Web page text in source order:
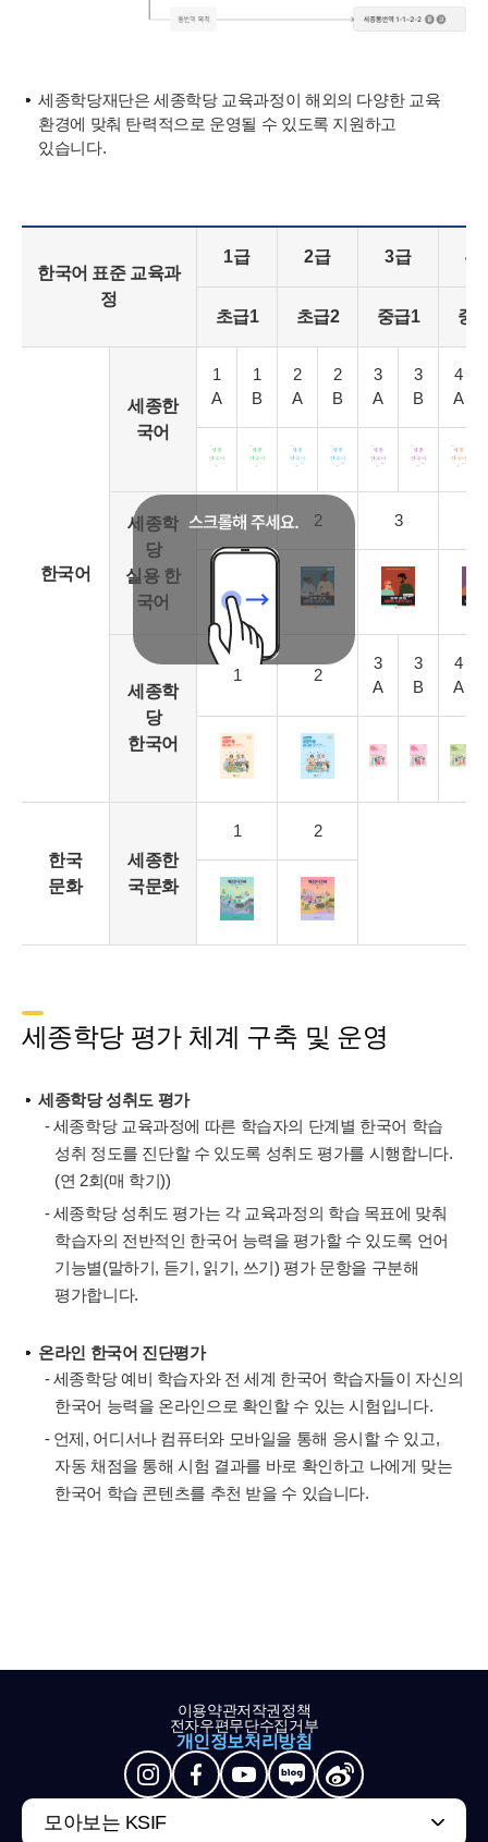
세종학당재단은 세종학당 교육과정이 해외의 다양한 교육
환경에 맞춰 탄력적으로 운영될 수 있도록 지원하고
있습니다.
한국어 표준 교육과
정
1급 2급 3급 4
초급1 초급2 중급1 중
한국어
세종한
국어
1
A
1
B
2
A
2
B
3
A
3
B
4
A
세종학
당
실용 한
국어
1 2 3
세종학
당
한국어
1 2
3
A
3
B
4
A
한국
문화
세종한
국문화
1 2
세종학당 평가 체계 구축 및 운영
세종학당 성취도 평가
- 세종학당 교육과정에 따른 학습자의 단계별 한국어 학습
성취 정도를 진단할 수 있도록 성취도 평가를 시행합니다.
(연 2회(매 학기))
- 세종학당 성취도 평가는 각 교육과정의 학습 목표에 맞춰
학습자의 전반적인 한국어 능력을 평가할 수 있도록 언어
기능별(말하기, 듣기, 읽기, 쓰기) 평가 문항을 구분해
평가합니다.
온라인 한국어 진단평가
- 세종학당 예비 학습자와 전 세계 한국어 학습자들이 자신의
한국어 능력을 온라인으로 확인할 수 있는 시험입니다.
- 언제, 어디서나 컴퓨터와 모바일을 통해 응시할 수 있고,
자동 채점을 통해 시험 결과를 바로 확인하고 나에게 맞는
한국어 학습 콘텐츠를 추천 받을 수 있습니다.
이용약관저작권정책
전자우편무단수집거부
개인정보처리방침
모아보는 KSIF